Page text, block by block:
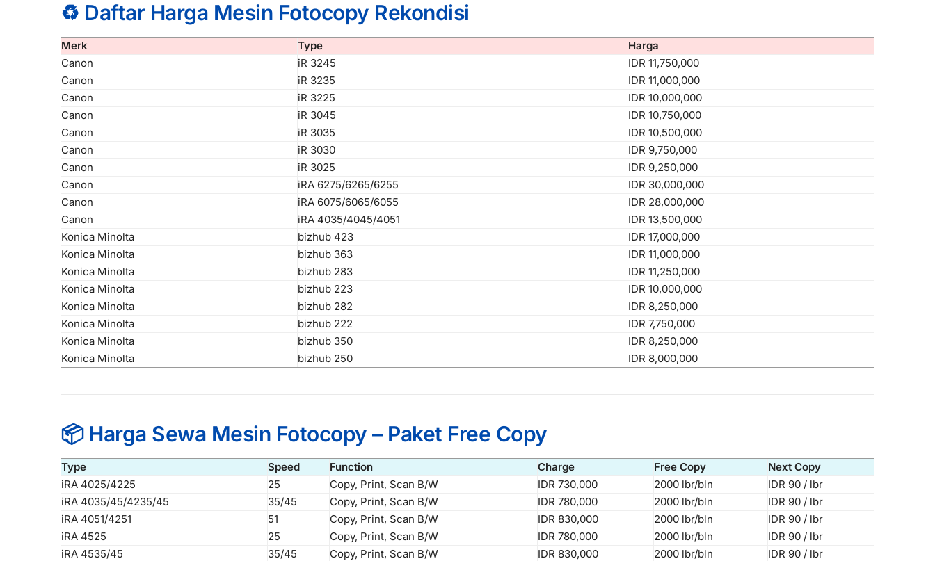
♻️ Daftar Harga Mesin Fotocopy Rekondisi
Merk Type
Harga
Canon
iR 3245
IDR 11,750,000
Canon
iR 3235
IDR 11,000,000
Canon
iR 3225
IDR 10,000,000
Canon
iR 3045
IDR 10,750,000
Canon
iR 3035
IDR 10,500,000
Canon
iR 3030
IDR 9,750,000
Canon
iR 3025
IDR 9,250,000
Canon
iRA 6275/6265/6255
IDR 30,000,000
Canon
iRA 6075/6065/6055
IDR 28,000,000
Canon
iRA 4035/4045/4051
IDR 13,500,000
Konica Minolta
bizhub 423
IDR 17,000,000
Konica Minolta
bizhub 363
IDR 11,000,000
Konica Minolta
bizhub 283
IDR 11,250,000
Konica Minolta
bizhub 223
IDR 10,000,000
Konica Minolta
bizhub 282
IDR 8,250,000
Konica Minolta
bizhub 222
IDR 7,750,000
Konica Minolta
bizhub 350
IDR 8,250,000
Konica Minolta
bizhub 250 IDR 8,000,000
📦 Harga Sewa Mesin Fotocopy – Paket Free Copy
Type Speed Function Charge Free Copy
Next Copy
iRA 4025/4225
25 Copy, Print, Scan B/W IDR 730,000 2000 lbr/bln
IDR 90 / lbr
iRA 4035/45/4235/45
35/45 Copy, Print, Scan B/W IDR 780,000 2000 lbr/bln
IDR 90 / lbr
iRA 4051/4251
51 Copy, Print, Scan B/W IDR 830,000 2000 lbr/bln
IDR 90 / lbr
iRA 4525
25 Copy, Print, Scan B/W IDR 780,000 2000 lbr/bln
IDR 90 / lbr
iRA 4535/45
35/45 Copy, Print, Scan B/W IDR 830,000 2000 lbr/bln
IDR 90 / lbr